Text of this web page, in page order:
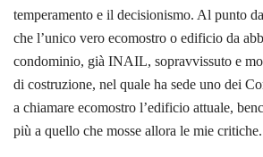
temperamento e il decisionismo. Al punto
che l’unico vero ecomostro o edificio da
condominio, già INAIL, sopravvissuto e
di costruzione, nel quale ha sede uno dei
a chiamare ecomostro l’edificio attuale,
più a quello che mosse allora le mie critiche.